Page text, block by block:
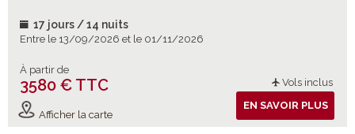
17 jours / 14 nuits
Entre le 13/09/2026 et le 01/11/2026
À partir de
3580 € TTC Vols inclus
Afficher la carte
EN SAVOIR PLUS